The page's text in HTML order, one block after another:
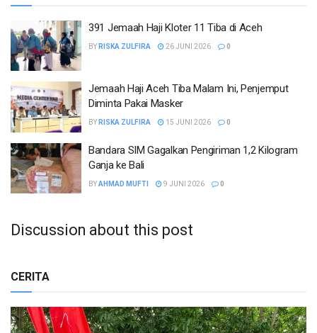
391 Jemaah Haji Kloter 11 Tiba di Aceh
BY RISKA ZULFIRA 26 JUNI 2026 0
Jemaah Haji Aceh Tiba Malam Ini, Penjemput
Diminta Pakai Masker
BY RISKA ZULFIRA 15 JUNI 2026 0
Bandara SIM Gagalkan Pengiriman 1,2 Kilogram
Ganja ke Bali
BYAHMAD MUFTI 9 JUNI 2026 0
Discussion about this post
CERITA